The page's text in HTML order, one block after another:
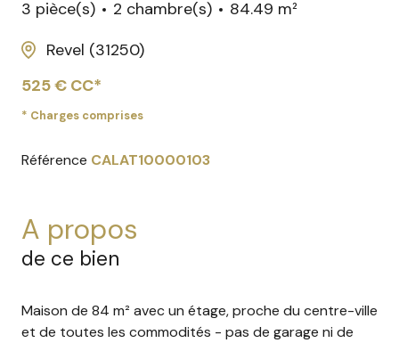
3 pièce(s)
2 chambre(s)
84.49 m²
Revel (31250)
525 € CC*
* Charges comprises
Référence CALAT10000103
a propos
de ce bien
Maison de 84 m² avec un étage, proche du centre-ville
et de toutes les commodités - pas de garage ni de